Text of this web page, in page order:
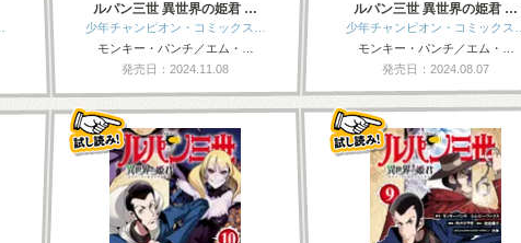
ルパン三世 異世界の姫君 …
少年チャンピオン・コミックス…
モンキー・パンチ／エム・…
発売日：2024.11.08
ルパン三世 異世界の姫君 …
少年チャンピオン・コミックス…
モンキー・パンチ／エム・…
発売日：2024.08.07